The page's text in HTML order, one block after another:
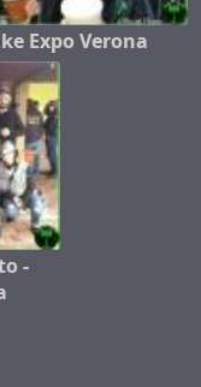
Expo Verona
-